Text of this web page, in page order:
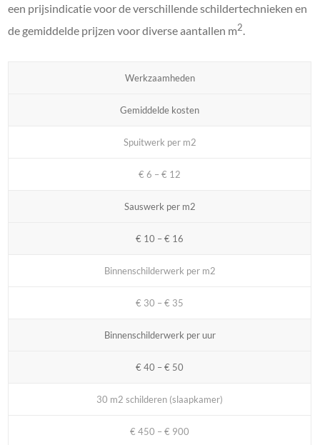
een prijsindicatie voor de verschillende schildertechnieken en
de gemiddelde prijzen voor diverse aantallen m2.
Werkzaamheden
Gemiddelde kosten
Spuitwerk per m2
€ 6 – € 12
Sauswerk per m2
€ 10 – € 16
Binnenschilderwerk per m2
€ 30 – € 35
Binnenschilderwerk per uur
€ 40 – € 50
30 m2 schilderen (slaapkamer)
€ 450 – € 900